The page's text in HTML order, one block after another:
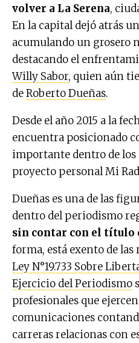
volver a La Serena,
En la capital dejó atrás
acumulando un grosero
destacando el
Willy Sabor, quien aún
deRoberto Dueñas.
Desde el año 2015 a la
encuentra posicionado
importante dentro de los
proyecto personal Mi
Dueñas es una de las
dentro del periodismo
sin contar con el título
forma, está exento de las
Ley N°19.733 Sobre
Ejercicio del Periodismo
profesionales que
comunicaciones
carreras relacionas con